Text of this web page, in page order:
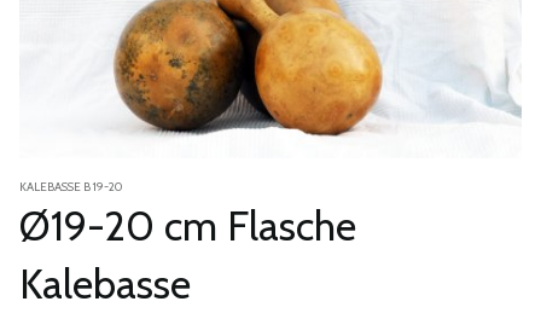
KALEBASSE B 19-20
Ø19-20 cm Flasche
Kalebasse